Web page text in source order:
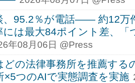
、95.2％が電話―― 約12
には最大84ポイント差、
年08月06日 @Press
どの法律事務所を推薦する
×5つのAIで実態調査を実施